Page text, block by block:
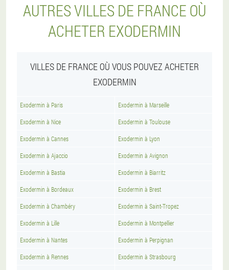
AUTRES VILLES DE FRANCE OÙ
ACHETER EXODERMIN
VILLES DE FRANCE OÙ VOUS POUVEZ ACHETER
EXODERMIN
Exodermin à Paris Exodermin à Marseille
Exodermin à Nice Exodermin à Toulouse
Exodermin à Cannes Exodermin à Lyon
Exodermin à Ajaccio Exodermin à Avignon
Exodermin à Bastia Exodermin à Biarritz
Exodermin à Bordeaux Exodermin à Brest
Exodermin à Chambéry Exodermin à Saint-Tropez
Exodermin à Lille Exodermin à Montpellier
Exodermin à Nantes Exodermin à Perpignan
Exodermin à Rennes Exodermin à Strasbourg